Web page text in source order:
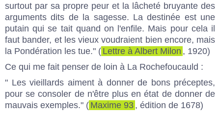
surtout par sa propre peur et la lâcheté bruyante des
arguments dits de la sagesse. La destinée est une
putain qui se tait quand on l'enfile. Mais pour cela il
faut bander, et les vieux voudraient bien encore, mais
la Pondération les tue." ( Lettre à Albert Milon , 1920)
Ce qui me fait penser de loin à La Rochefoucauld :
" Les vieillards aiment à donner de bons préceptes,
pour se consoler de n'être plus en état de donner de
mauvais exemples." ( Maxime 93 , édition de 1678)